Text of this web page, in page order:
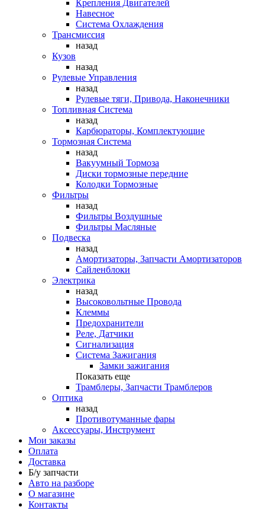
Крепления Двигателей
Навесное
Система Охлаждения
Трансмиссия
назад
Кузов
назад
Рулевые Управления
назад
Рулевые тяги, Привода, Наконечники
Топливная Система
назад
Карбюраторы, Комплектующие
Тормозная Система
назад
Вакуумный Тормоза
Диски тормозные передние
Колодки Тормозные
Фильтры
назад
Фильтры Воздушные
Фильтры Масляные
Подвеска
назад
Амортизаторы, Запчасти Амортизаторов
Сайленблоки
Электрика
назад
Высоковольтные Провода
Клеммы
Предохранители
Реле, Датчики
Сигнализация
Система Зажигания
Замки зажигания
Показать еще
Трамблеры, Запчасти Трамблеров
Оптика
назад
Противотуманные фары
Аксессуары, Инструмент
Мои заказы
Оплата
Доставка
Б/у запчасти
Авто на разборе
О магазине
Контакты